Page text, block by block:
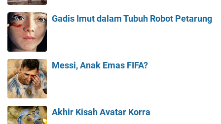
Gadis Imut dalam Tubuh Robot Petarung
Messi, Anak Emas FIFA?
Akhir Kisah Avatar Korra